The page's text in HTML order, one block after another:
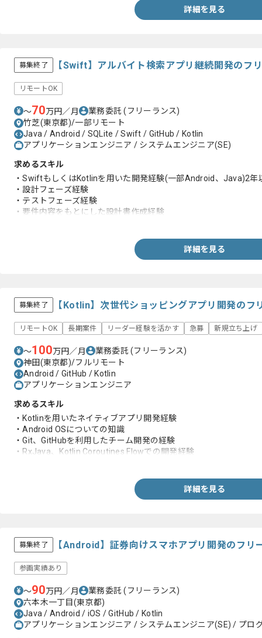
詳細を見る
募集終了 【Swift】アルバイト検索アプリ継続開発のフ
リモートOK
〜70万円／月 業務委託(フリーランス)
竹芝(東京都)/一部リモート
Java / Android / SQLite / Swift / GitHub / Kotlin
アプリケーションエンジニア / システムエンジニア(SE)
求めるスキル
・SwiftもしくはKotlinを用いた開発経験(一部Android、Java)2年
・設計フェーズ経験
・テストフェーズ経験
・要件内容をもとにした設計書作成経験
詳細を見る
募集終了 【Kotlin】次世代ショッピングアプリ開発のフ
リモートOK 長期案件 リーダー経験を活かす 急募 新規立ち上げ
〜100万円／月 業務委託(フリーランス)
神田(東京都)/フルリモート
Android / GitHub / Kotlin
アプリケーションエンジニア
求めるスキル
・Kotlinを用いたネイティブアプリ開発経験
・Android OSについての知識
・Git、GitHubを利用したチーム開発の経験
・RxJava、Kotlin Coroutines Flowでの開発経験
詳細を見る
募集終了 【Android】証券向けスマホアプリ開発のフリ
参画実績あり
〜90万円／月 業務委託(フリーランス)
六本木一丁目(東京都)
Java / Android / iOS / GitHub / Kotlin
アプリケーションエンジニア / システムエンジニア(SE) / プロ